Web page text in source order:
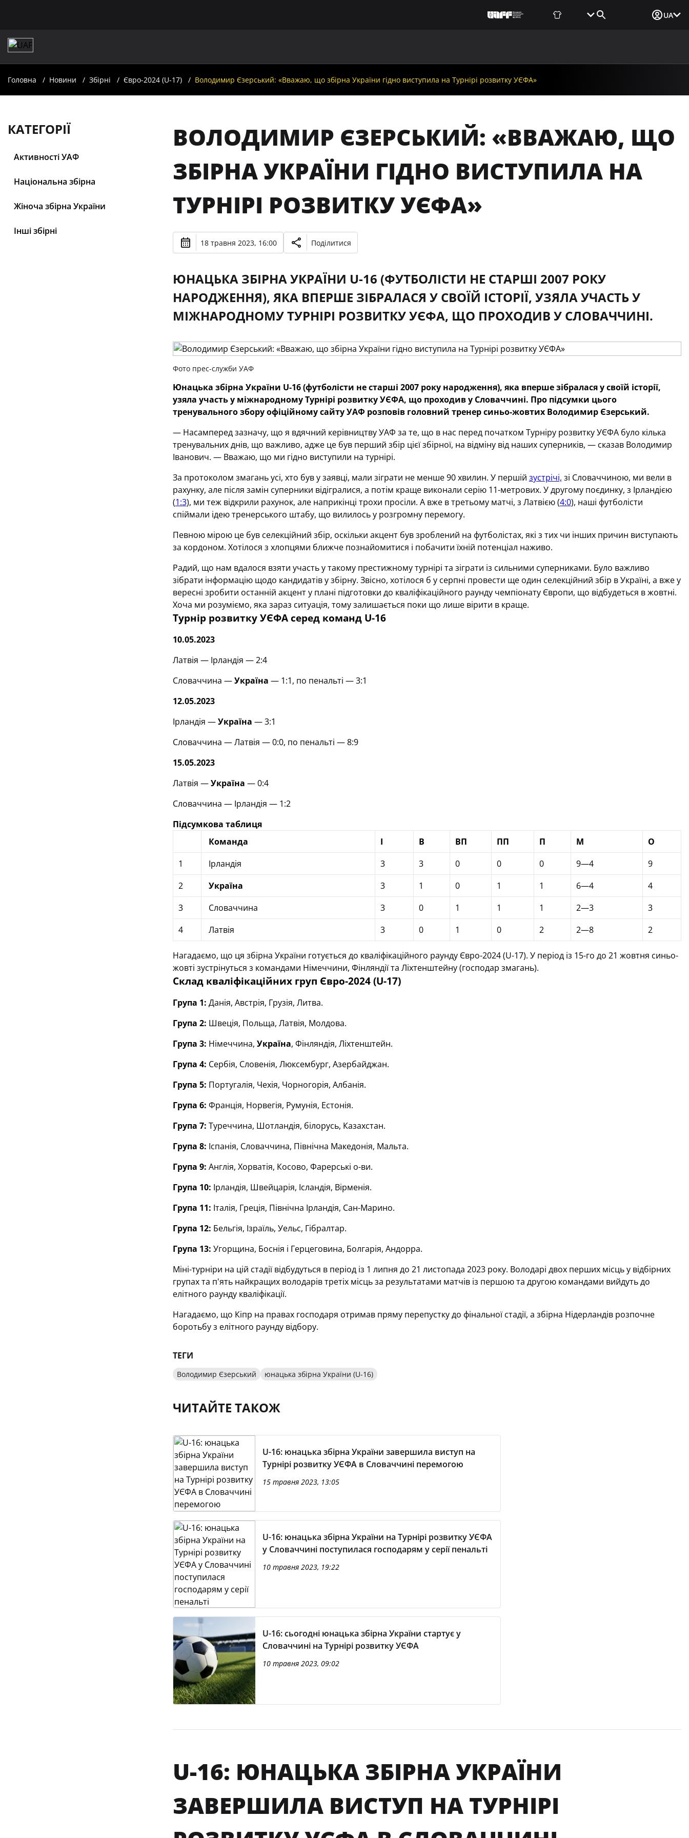
UA
Головна Новини Збірні Євро-2024 (U-17) Володимир Єзерський: «Вважаю, що збірна України гідно виступила на Турнірі розвитку УЄФА»
КАТЕГОРІЇ
Активності УАФ
Національна збірна
Жіноча збірна України
Інші збірні
ВОЛОДИМИР ЄЗЕРСЬКИЙ: «ВВАЖАЮ, ЩО
ЗБІРНА УКРАЇНИ ГІДНО ВИСТУПИЛА НА
ТУРНІРІ РОЗВИТКУ УЄФА»
18 травня 2023, 16:00 Поділитися
ЮНАЦЬКА ЗБІРНА УКРАЇНИ U-16 (ФУТБОЛІСТИ НЕ СТАРШІ 2007 РОКУ
НАРОДЖЕННЯ), ЯКА ВПЕРШЕ ЗІБРАЛАСЯ У СВОЇЙ ІСТОРІЇ, УЗЯЛА УЧАСТЬ У
МІЖНАРОДНОМУ ТУРНІРІ РОЗВИТКУ УЄФА, ЩО ПРОХОДИВ У СЛОВАЧЧИНІ.
Фото прес-служби УАФ
Юнацька збірна України U-16 (футболісти не старші 2007 року народження), яка вперше зібралася у своїй історії,
узяла участь у міжнародному Турнірі розвитку УЄФА, що проходив у Словаччині. Про підсумки цього
тренувального збору офіційному сайту УАФ розповів головний тренер синьо-жовтих Володимир Єзерський.
— Насамперед зазначу, що я вдячний керівництву УАФ за те, що в нас перед початком Турніру розвитку УЄФА було кілька
тренувальних днів, що важливо, адже це був перший збір цієї збірної, на відміну від наших суперників, — сказав Володимир
Іванович. — Вважаю, що ми гідно виступили на турнірі.
За протоколом змагань усі, хто був у заявці, мали зіграти не менше 90 хвилин. У першій зустрічі, зі Словаччиною, ми вели в
рахунку, але після замін суперники відігралися, а потім краще виконали серію 11-метрових. У другому поєдинку, з Ірландією
(1:3), ми теж відкрили рахунок, але наприкінці трохи просіли. А вже в третьому матчі, з Латвією (4:0), наші футболісти
спіймали ідею тренерського штабу, що вилилось у розгромну перемогу.
Певною мірою це був селекційний збір, оскільки акцент був зроблений на футболістах, які з тих чи інших причин виступають
за кордоном. Хотілося з хлопцями ближче познайомитися і побачити їхній потенціал наживо.
Радий, що нам вдалося взяти участь у такому престижному турнірі та зіграти із сильними суперниками. Було важливо
зібрати інформацію щодо кандидатів у збірну. Звісно, хотілося б у серпні провести ще один селекційний збір в Україні, а вже у
вересні зробити останній акцент у плані підготовки до кваліфікаційного раунду чемпіонату Європи, що відбудеться в жовтні.
Хоча ми розуміємо, яка зараз ситуація, тому залишається поки що лише вірити в краще.
Турнір розвитку УЄФА серед команд U-16
10.05.2023
Латвія — Ірландія — 2:4
Словаччина —Україна — 1:1, по пенальті — 3:1
12.05.2023
Ірландія —Україна — 3:1
Словаччина — Латвія — 0:0, по пенальті — 8:9
15.05.2023
Латвія —Україна — 0:4
Словаччина — Ірландія — 1:2
Підсумкова таблиця
Команда
І В ВП ПП П М
О
1
Ірландія 3 3 0 0 0 9—4
9
2
Україна 3 1 0 1 1 6—4
4
3
Словаччина 3 0 1 1 1 2—3
3
4
Латвія 3 0 1 0 2 2—8 2
Нагадаємо, що ця збірна України готується до кваліфікаційного раунду Євро-2024 (U-17). У період із 15-го до 21 жовтня синьо-
жовті зустрінуться з командами Німеччини, Фінляндії та Ліхтенштейну (господар змагань).
Склад кваліфікаційних груп Євро-2024 (U-17)
Група 1: Данія, Австрія, Грузія, Литва.
Група 2: Швеція, Польща, Латвія, Молдова.
Група 3: Німеччина, Україна, Фінляндія, Ліхтенштейн.
Група 4: Сербія, Словенія, Люксембург, Азербайджан.
Група 5: Португалія, Чехія, Чорногорія, Албанія.
Група 6: Франція, Норвегія, Румунія, Естонія.
Група 7: Туреччина, Шотландія, білорусь, Казахстан.
Група 8: Іспанія, Словаччина, Північна Македонія, Мальта.
Група 9: Англія, Хорватія, Косово, Фарерські о-ви.
Група 10: Ірландія, Швейцарія, Ісландія, Вірменія.
Група 11: Італія, Греція, Північна Ірландія, Сан-Марино.
Група 12: Бельгія, Ізраїль, Уельс, Гібралтар.
Група 13: Угорщина, Боснія і Герцеговина, Болгарія, Андорра.
Міні-турніри на цій стадії відбудуться в період із 1 липня до 21 листопада 2023 року. Володарі двох перших місць у відбірних
групах та п'ять найкращих володарів третіх місць за результатами матчів із першою та другою командами вийдуть до
елітного раунду кваліфікації.
Нагадаємо, що Кіпр на правах господаря отримав пряму перепустку до фінальної стадії, а збірна Нідерландів розпочне
боротьбу з елітного раунду відбору.
ТЕГИ
Володимир Єзерський юнацька збірна України (U-16)
ЧИТАЙТЕ ТАКОЖ
U-16: юнацька збірна України завершила виступ на
Турнірі розвитку УЄФА в Словаччині перемогою
15 травня 2023, 13:05
U-16: юнацька збірна України на Турнірі розвитку УЄФА
у Словаччині поступилася господарям у серії пенальті
10 травня 2023, 19:22
U-16: сьогодні юнацька збірна України стартує у
Словаччині на Турнірі розвитку УЄФА
10 травня 2023, 09:02
U-16: ЮНАЦЬКА ЗБІРНА УКРАЇНИ
ЗАВЕРШИЛА ВИСТУП НА ТУРНІРІ